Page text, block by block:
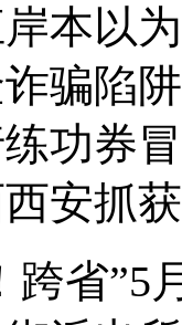
本以
骗陷
功券
安抓
跨省”5